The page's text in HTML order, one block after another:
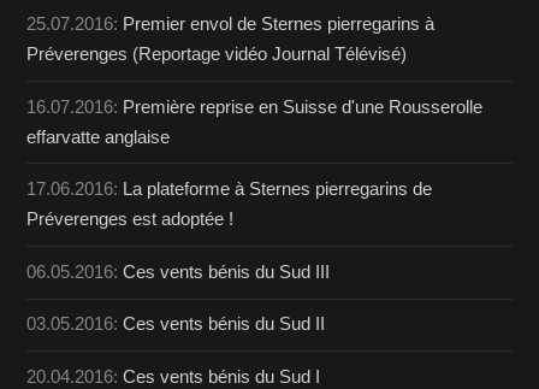
25.07.2016: Premier envol de Sternes pierregarins à
Préverenges (Reportage vidéo Journal Télévisé)
16.07.2016: Première reprise en Suisse d'une Rousserolle
effarvatte anglaise
17.06.2016: La plateforme à Sternes pierregarins de
Préverenges est adoptée !
06.05.2016:Ces vents bénis du Sud III
03.05.2016:Ces vents bénis du Sud II
20.04.2016:Ces vents bénis du Sud I